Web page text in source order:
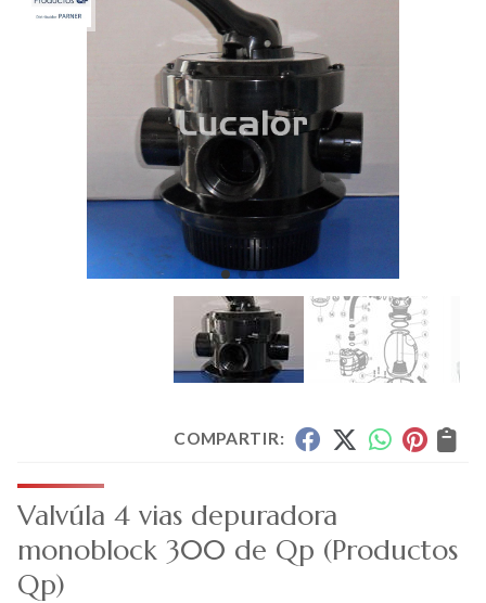
COMPARTIR:
Valvúla 4 vias depuradora
monoblock 300 de Qp (Productos
Qp)